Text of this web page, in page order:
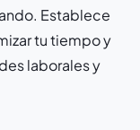
Establece
tu tiempo y
laborales y